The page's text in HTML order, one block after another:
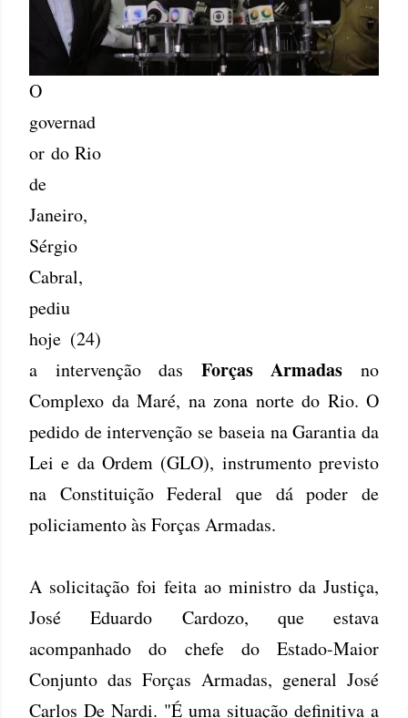
O
governad
or do Rio
de
Janeiro,
Sérgio
Cabral,
pediu
hoje (24)
a intervenção das Forças Armadas no
Complexo da Maré, na zona norte do Rio. O
pedido de intervenção se baseia na Garantia da
Lei e da Ordem (GLO), instrumento previsto
na Constituição Federal que dá poder de
policiamento às Forças Armadas.
A solicitação foi feita ao ministro da Justiça,
José Eduardo Cardozo, que estava
acompanhado do chefe do Estado-Maior
Conjunto das Forças Armadas, general José
Carlos De Nardi. "É uma situação definitiva a